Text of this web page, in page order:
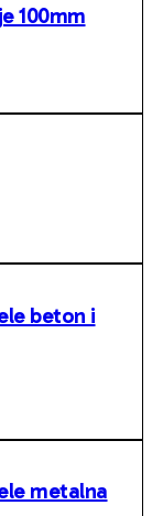
100mm
beton i
metalna